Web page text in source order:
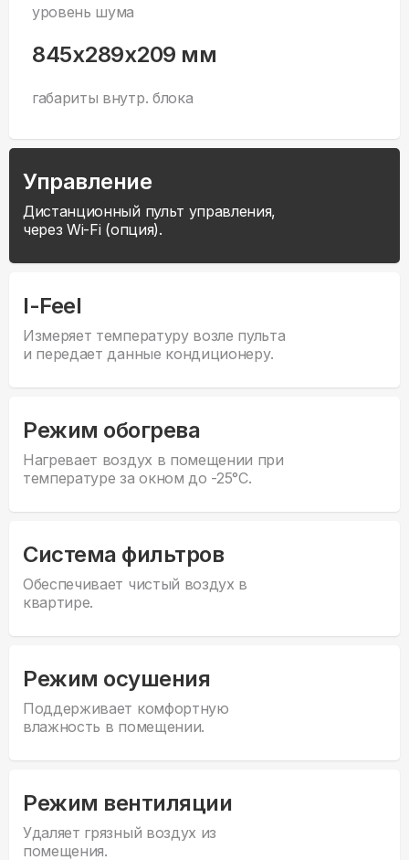
уровень шума
845x289x209 мм
габариты внутр. блока
Управление
Дистанционный пульт управления,
через Wi-Fi (опция).
I-Feel
Измеряет температуру возле пульта
и передает данные кондиционеру.
Режим обогрева
Нагревает воздух в помещении при
температуре за окном до -25°С.
Система фильтров
Обеспечивает чистый воздух в
квартире.
Режим осушения
Поддерживает комфортную
влажность в помещении.
Режим вентиляции
Удаляет грязный воздух из
помещения.